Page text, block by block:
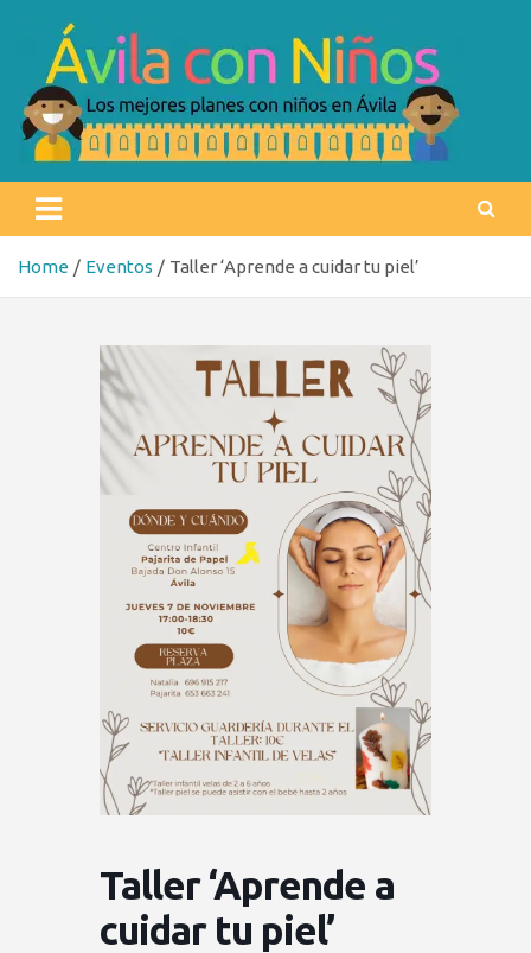
content
Ávila con niños
Home Eventos Taller ‘Aprende a cuidar tu piel’
Taller ‘Aprende a
cuidar tu piel’